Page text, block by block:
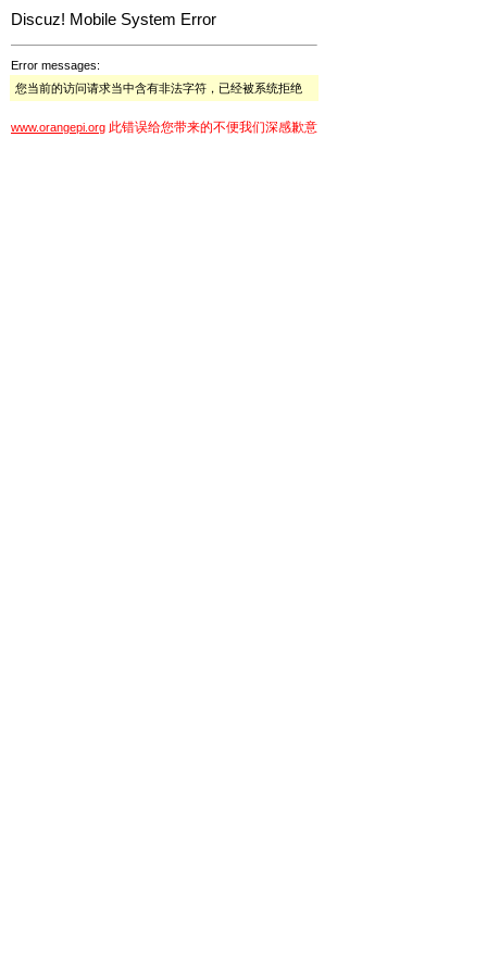
Discuz! Mobile System Error
Error messages:
您当前的访问请求当中含有非法字符，已经被系统拒绝
www.orangepi.org 此错误给您带来的不便我们深感歉意